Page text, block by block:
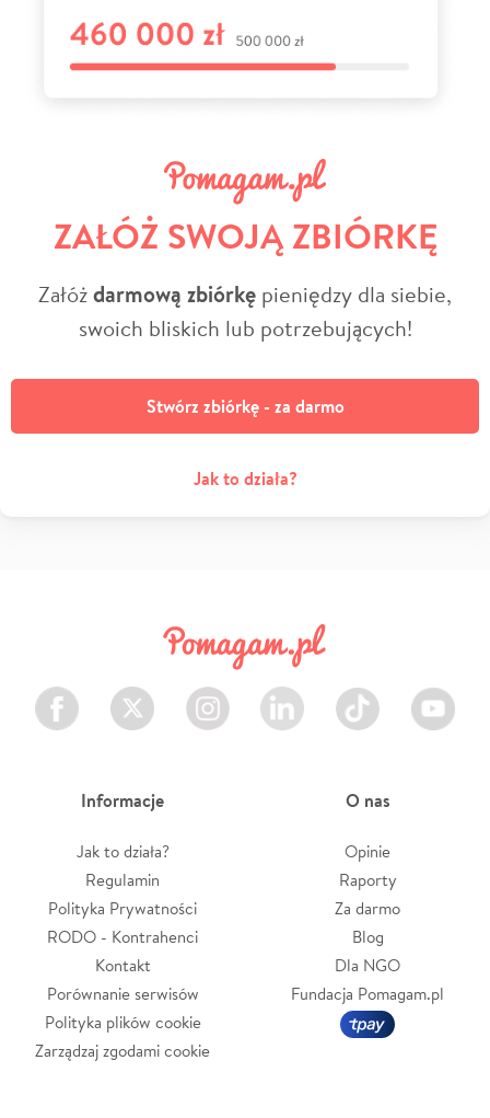
ZAŁÓŻ SWOJĄ ZBIÓRKĘ
Załóżdarmową zbiórkę pieniędzy dla siebie,
swoich bliskich lub potrzebujących!
Stwórz zbiórkę - za darmo
Jak to działa?
Facebook Twitter Instagram LinkedIn TikTok Youtube
Informacje
Jak to działa?
Regulamin
Polityka Prywatności
RODO - Kontrahenci
Kontakt
Porównanie serwisów
Polityka plików cookie
Zarządzaj zgodami cookie
O nas
Opinie
Raporty
Za darmo
Blog
Dla NGO
Fundacja Pomagam.pl